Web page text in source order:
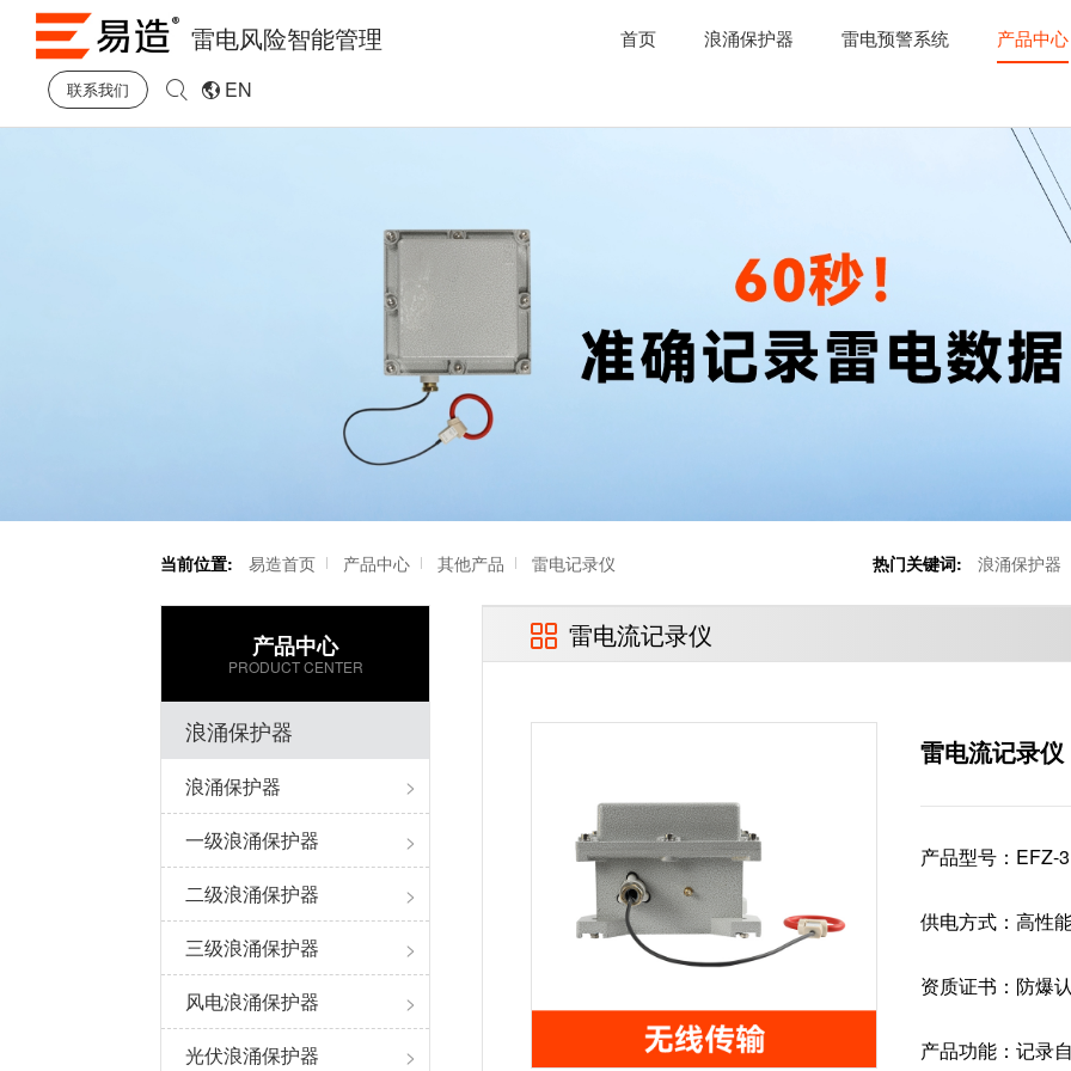
雷电风险智能管理 首页 浪涌保护器 雷电预警系统 产品中心
联系我们 EN
当前位置: 易造首页 产品中心 其他产品 雷电记录仪 热门关键词: 浪涌保护器
产品中心
PRODUCT CENTER
浪涌保护器
浪涌保护器
>
一级浪涌保护器
>
二级浪涌保护器
>
三级浪涌保护器
>
风电浪涌保护器
>
光伏浪涌保护器
>
雷电流记录仪
雷电流记录仪
产品型号： EFZ-3
供电方式：高性
资质证书： 防爆
产品功能：记录